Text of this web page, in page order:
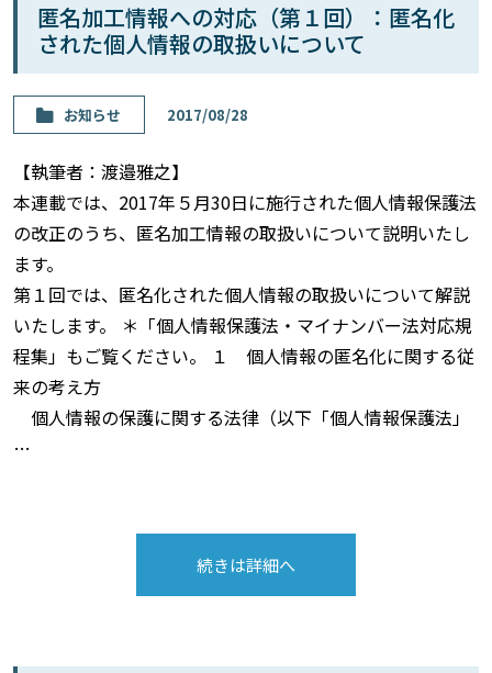
匿名加工情報への対応（第１回）：匿名化
された個人情報の取扱いについて
お知らせ 2017/08/28
【執筆者：渡邉雅之】
本連載では、2017年５月30日に施行された個人情報保護法
の改正のうち、匿名加工情報の取扱いについて説明いたし
ます。
第１回では、匿名化された個人情報の取扱いについて解説
いたします。 ＊「個人情報保護法・マイナンバー法対応規
程集」もご覧ください。 １ 個人情報の匿名化に関する従
来の考え方
個人情報の保護に関する法律（以下「個人情報保護法」
…
続きは詳細へ